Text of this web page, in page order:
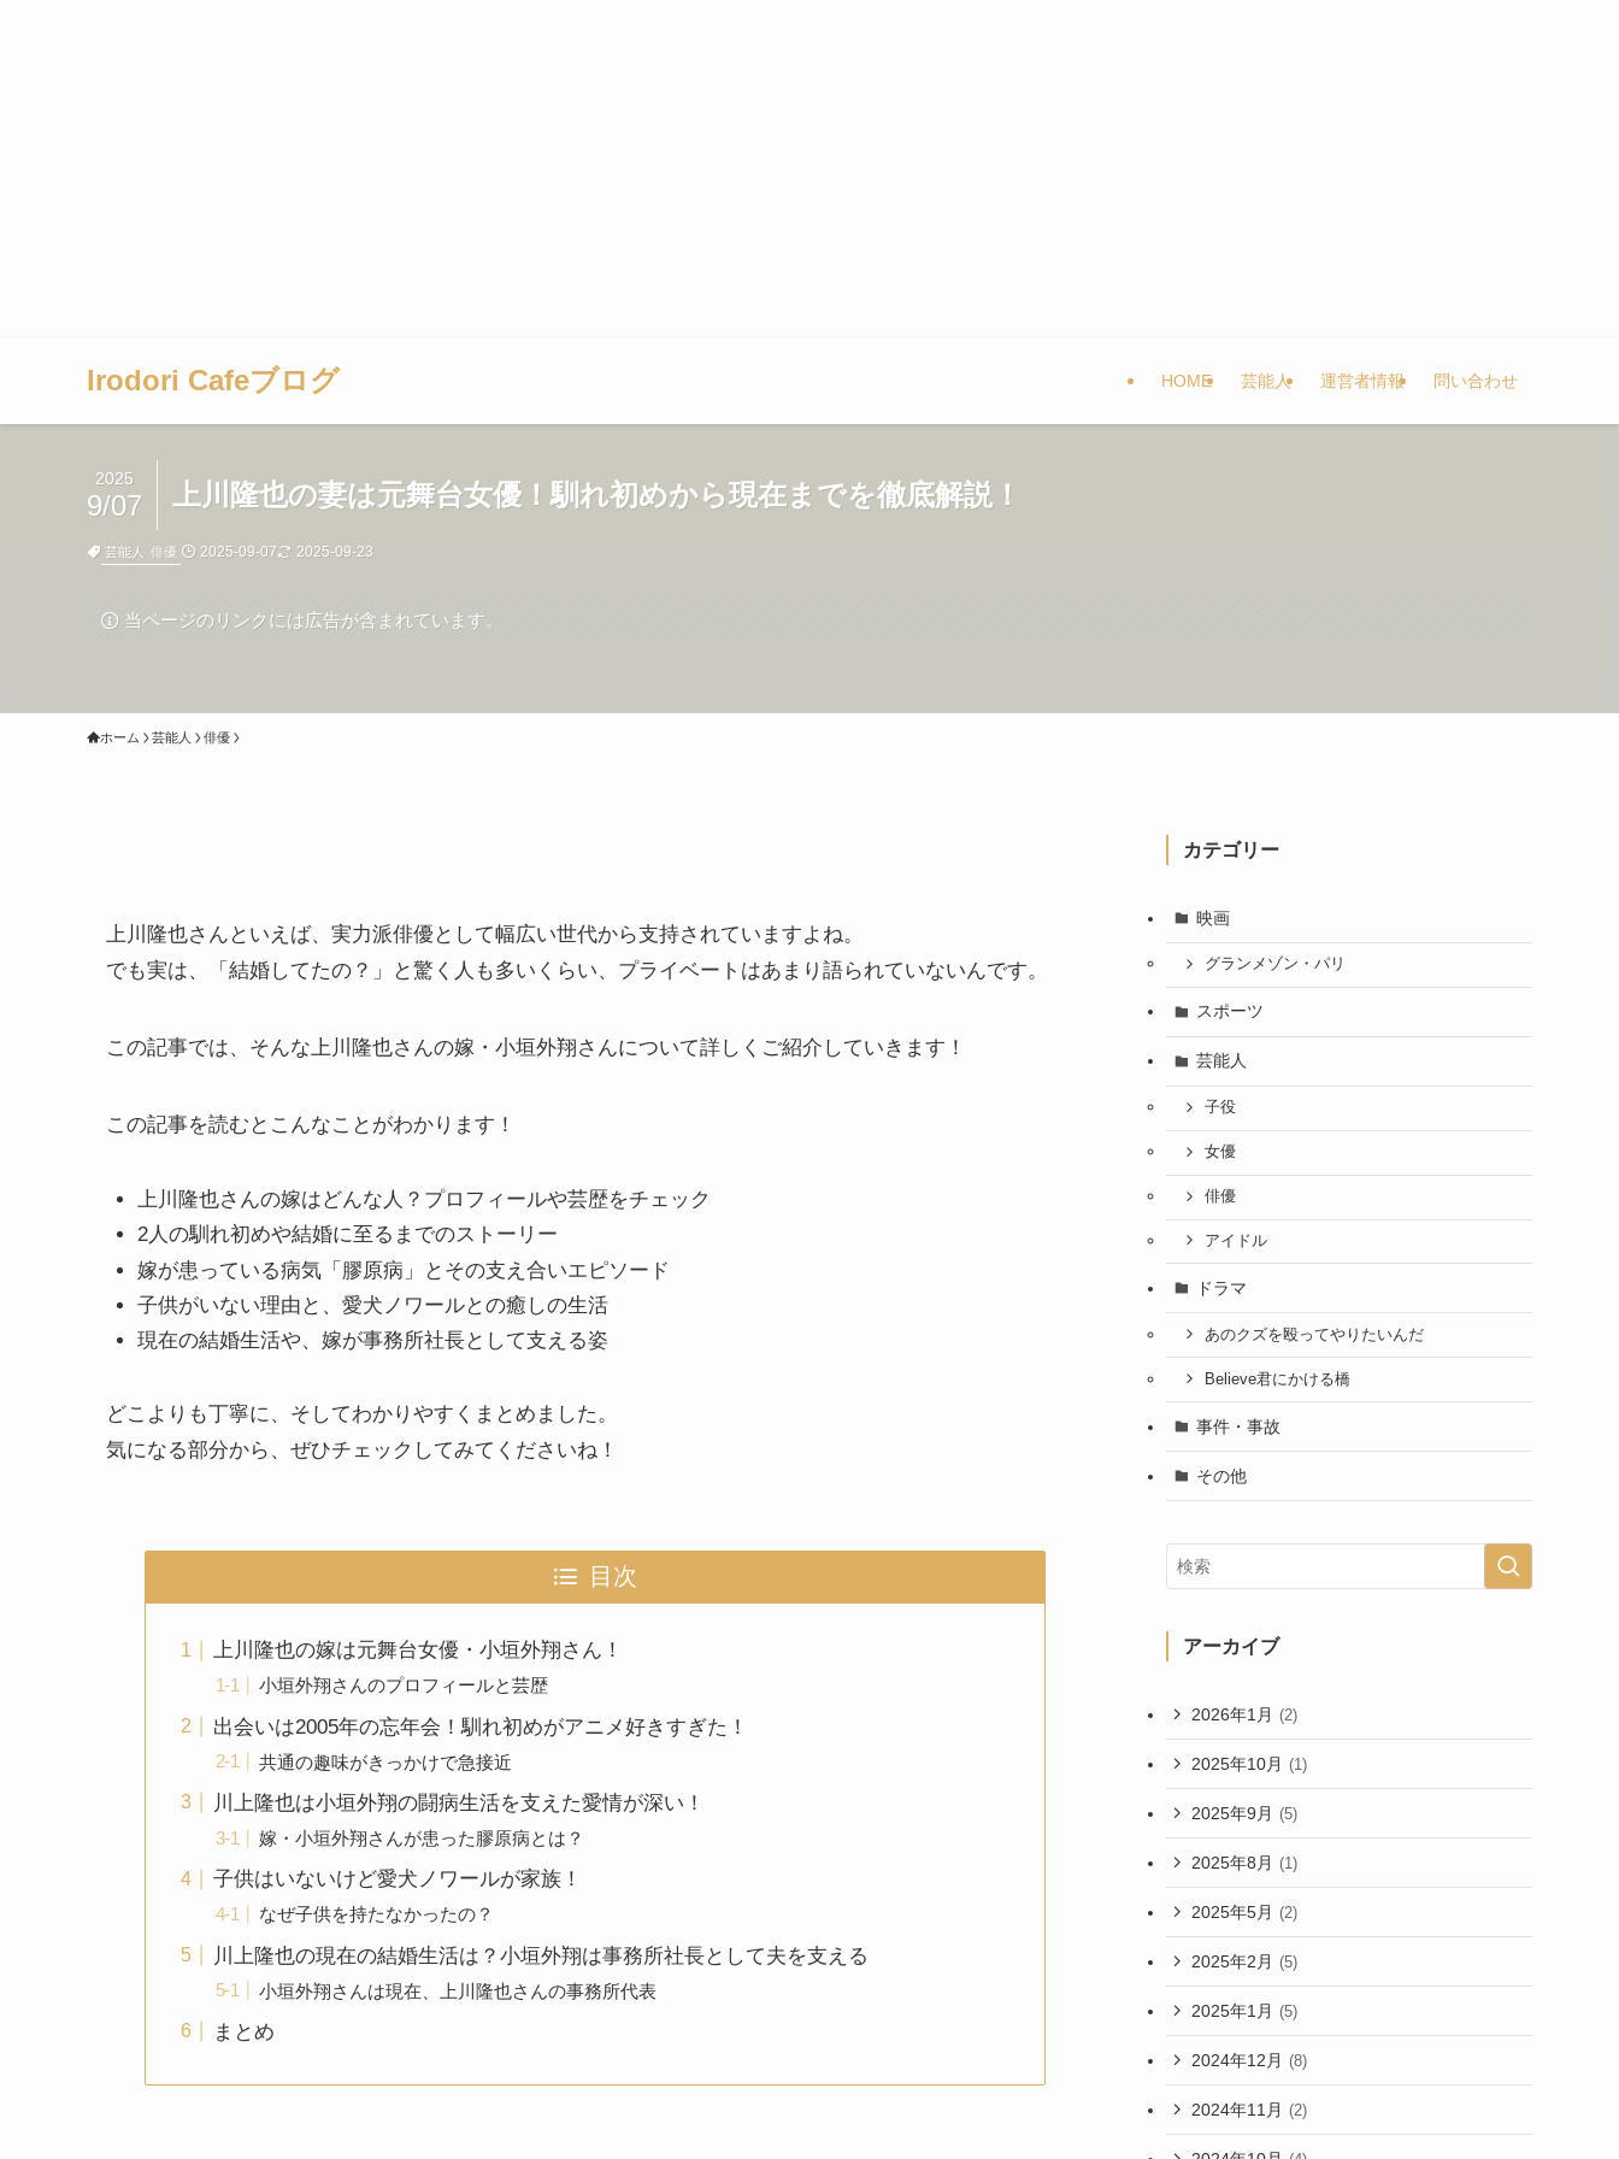
Irodori Cafeブログ HOME 芸能人 運営者情報 問い合わせ
上川隆也の妻は元舞台女優！馴れ初めから現在までを徹底解説！
2025
9/07
芸能人 俳優 2025-09-07 2025-09-23
当ページのリンクには広告が含まれています。
ホーム 芸能人 俳優
上川隆也さんといえば、実力派俳優として幅広い世代から支持されていますよね。
でも実は、「結婚してたの？」と驚く人も多いくらい、プライベートはあまり語られていないんです。
この記事では、そんな上川隆也さんの嫁・小垣外翔さんについて詳しくご紹介していきます！
この記事を読むとこんなことがわかります！
上川隆也さんの嫁はどんな人？プロフィールや芸歴をチェック
2人の馴れ初めや結婚に至るまでのストーリー
嫁が患っている病気「膠原病」とその支え合いエピソード
子供がいない理由と、愛犬ノワールとの癒しの生活
現在の結婚生活や、嫁が事務所社長として支える姿
どこよりも丁寧に、そしてわかりやすくまとめました。
気になる部分から、ぜひチェックしてみてくださいね！
目次
上川隆也の嫁は元舞台女優・小垣外翔さん！
小垣外翔さんのプロフィールと芸歴
出会いは2005年の忘年会！馴れ初めがアニメ好きすぎた！
共通の趣味がきっかけで急接近
川上隆也は小垣外翔の闘病生活を支えた愛情が深い！
嫁・小垣外翔さんが患った膠原病とは？
子供はいないけど愛犬ノワールが家族！
なぜ子供を持たなかったの？
川上隆也の現在の結婚生活は？小垣外翔は事務所社長として夫を支える
小垣外翔さんは現在、上川隆也さんの事務所代表
まとめ
カテゴリー
映画
グランメゾン・パリ
スポーツ
芸能人
子役
女優
俳優
アイドル
ドラマ
あのクズを殴ってやりたいんだ
Believe君にかける橋
事件・事故
その他
アーカイブ
2026年1月 (2)
2025年10月 (1)
2025年9月 (5)
2025年8月 (1)
2025年5月 (2)
2025年2月 (5)
2025年1月 (5)
2024年12月 (8)
2024年11月 (2)